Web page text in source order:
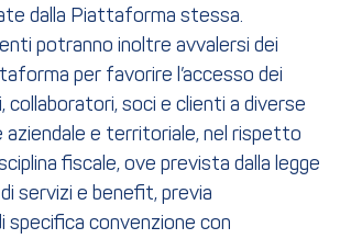
dalla Piattaforma stessa.
potranno inoltre avvalersi dei
per favorire l’accesso dei
collaboratori, soci e clienti a diverse
aziendale e territoriale, nel rispetto
fiscale, ove prevista dalla legge
servizi e benefit, previa
convenzione con